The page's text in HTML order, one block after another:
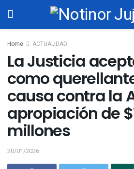
Home ACTUALIDAD
La Justicia
como
causa contra la
apropiación de
millones
20/01/2026